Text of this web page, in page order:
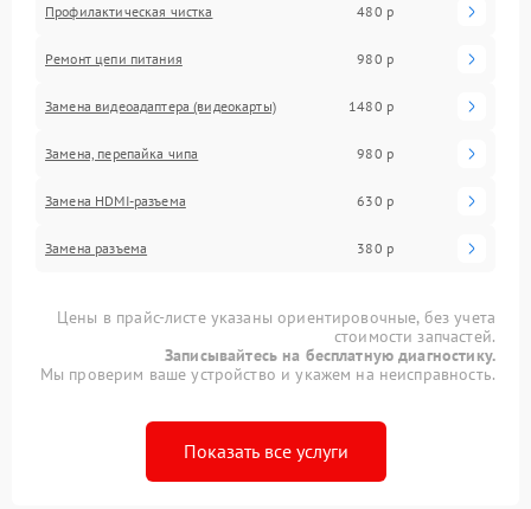
Профилактическая чистка 480 р
Ремонт цепи питания 980 р
Замена видеоадаптера (видеокарты) 1480 р
Замена, перепайка чипа 980 р
Замена HDMI-разъема 630 р
Замена разъема 380 р
Цены в прайс-листе указаны ориентировочные, без учета
стоимости запчастей.
Записывайтесь на бесплатную диагностику.
Мы проверим ваше устройство и укажем на неисправность.
Показать все услуги